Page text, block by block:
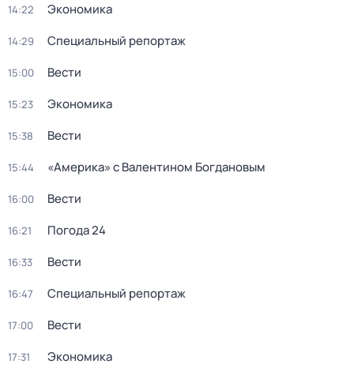
14:22 Экономика
14:29 Специальный репортаж
15:00 Вести
15:23 Экономика
15:38 Вести
15:44 «Америка» с Валентином Богдановым
16:00 Вести
16:21 Погода 24
16:33 Вести
16:47 Специальный репортаж
17:00 Вести
17:31 Экономика